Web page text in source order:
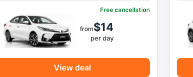
Free cancellation
from$14
per day
View deal